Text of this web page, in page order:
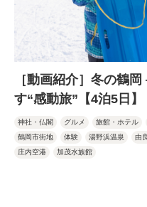
［動画紹介］冬の鶴
す“感動旅”【4泊5日】
神社・仏閣 グルメ 旅館・ホテル
鶴岡市街地
体験 湯野浜温泉 由
庄内空港
加茂水族館